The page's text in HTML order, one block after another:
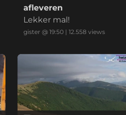
afleveren
Lekker mal!
gister @ 19:50| 12.558 views